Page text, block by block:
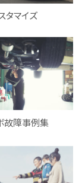
タマイズ
故障事例集